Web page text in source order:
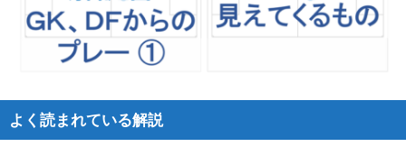
よく読まれている解説